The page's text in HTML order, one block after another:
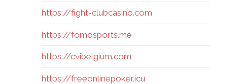
https://fight-clubcasino.com
https://fomosports.me
https://cvibelgium.com
https://freeonlinepoker.icu